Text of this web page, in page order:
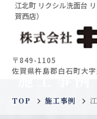
江北町 リクシル洗面台
賀西店）
〒849-1105
佐賀県杵島郡白石町大
施工事例
TOP 施工事例